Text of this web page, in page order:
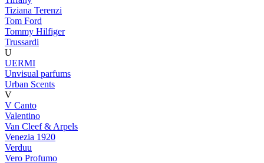
Tiziana Terenzi
Tom Ford
Tommy Hilfiger
Trussardi
U
UERMI
Unvisual parfums
Urban Scents
V
V Canto
Valentino
Van Cleef & Arpels
Venezia 1920
Verduu
Vero Profumo